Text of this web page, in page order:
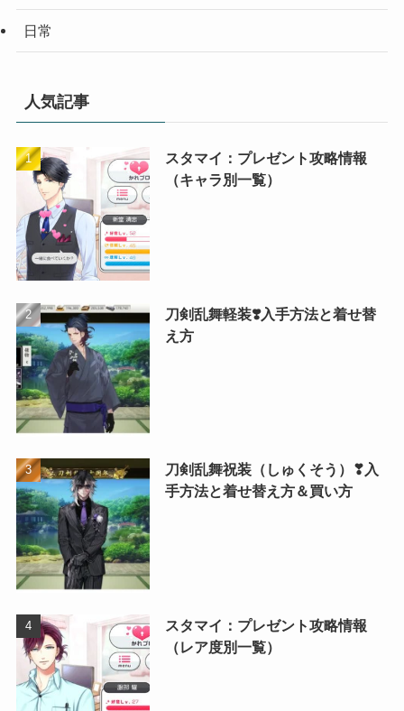
日常
人気記事
スタマイ：プレゼント攻略情報
（キャラ別一覧）
刀剣乱舞軽装❣️入手方法と着せ替
え方
刀剣乱舞祝装（しゅくそう）❣入
手方法と着せ替え方＆買い方
スタマイ：プレゼント攻略情報
（レア度別一覧）